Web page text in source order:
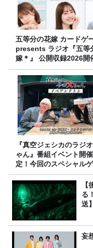
五等分の花嫁 カードゲ
presents ラジオ『五等
嫁＊』 公開収録2026開
定！
『真空ジェシカのラジ
ゃん』番組イベント開
定！今回のスペシャル
は、タカアンドトシ！
る
送】
妄